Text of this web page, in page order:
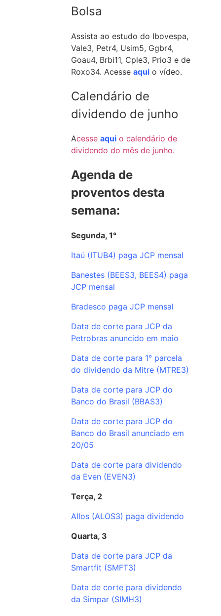
Bolsa
Assista ao estudo do Ibovespa,
Vale3, Petr4, Usim5, Ggbr4,
Goau4, Brbi11, Cple3, Prio3 e de
Roxo34. Acesse aqui o vídeo.
Calendário de
dividendo de junho
Acesse aqui o calendário de
dividendo do mês de junho.
Agenda de
proventos desta
semana:
Segunda, 1°
Itaú (ITUB4) paga JCP mensal
Banestes (BEES3, BEES4) paga
JCP mensal
Bradesco paga JCP mensal
Data de corte para JCP da
Petrobras anuncido em maio
Data de corte para 1° parcela
do dividendo da Mitre (MTRE3)
Data de corte para JCP do
Banco do Brasil (BBAS3)
Data de corte para JCP do
Banco do Brasil anunciado em
20/05
Data de corte para dividendo
da Even (EVEN3)
Terça, 2
Allos (ALOS3) paga dividendo
Quarta, 3
Data de corte para JCP da
Smartfit (SMFT3)
Data de corte para dividendo
da Simpar (SIMH3)